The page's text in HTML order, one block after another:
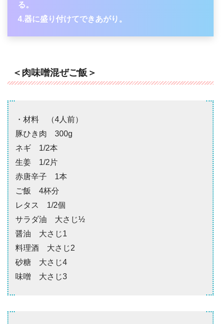
る。
4.器に盛り付けてできあがり。
＜肉味噌混ぜご飯＞
・材料 （4人前）
豚ひき肉 300g
ネギ 1/2本
生姜 1/2片
赤唐辛子 1本
ご飯 4杯分
レタス 1/2個
サラダ油 大さじ½
醤油 大さじ1
料理酒 大さじ2
砂糖 大さじ4
味噌 大さじ3